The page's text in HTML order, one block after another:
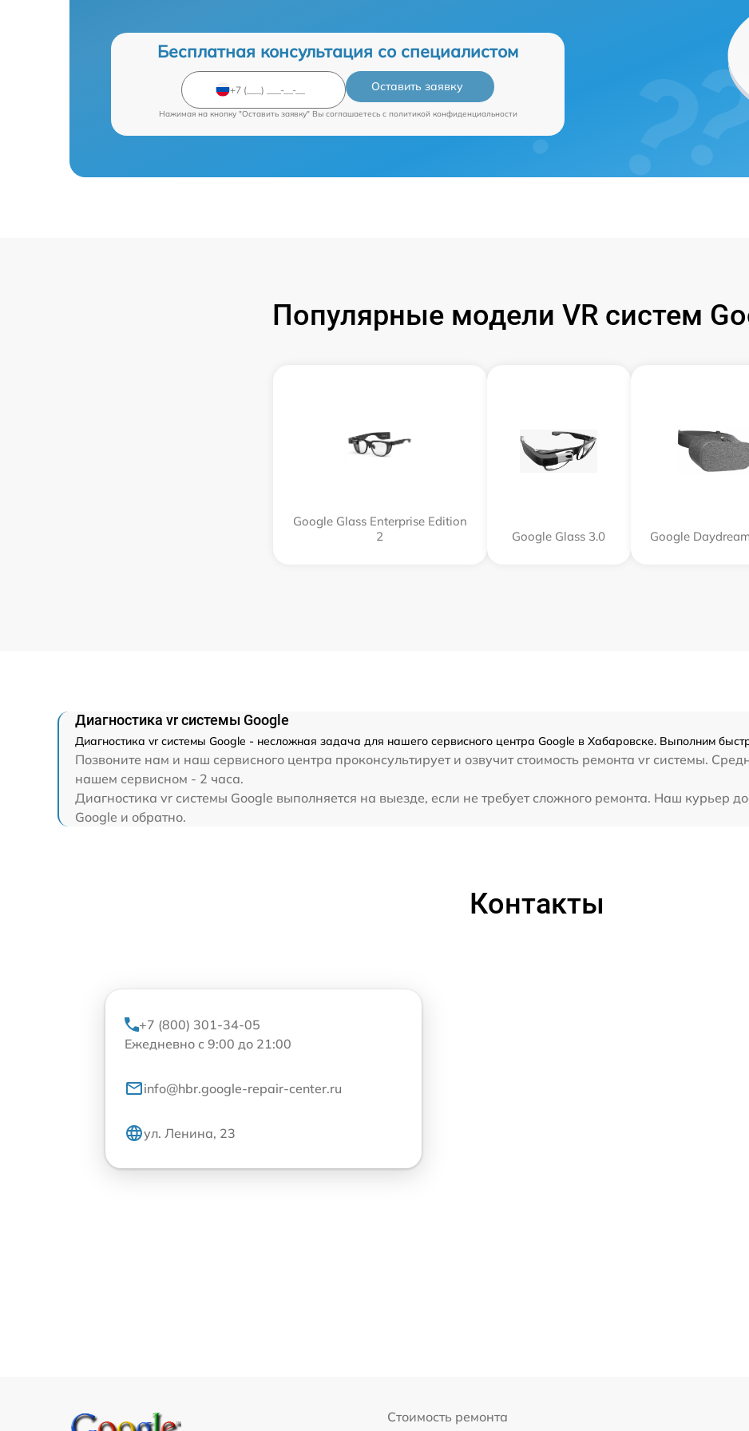
Бесплатная консультация со специалистом
Оставить заявку
Нажимая на кнопку "Оставить заявку" Вы соглашаетесь c политикой конфиденциальности
Популярные модели VR систем
Google Glass Enterprise Edition
2
Google Glass 3.0 Google
Диагностика vr системы Google
Диагностика vr системы Google - несложная задача для нашего сервисного центра Google в Хабаровске. Выполним
Позвоните нам и наш сервисного центра проконсультирует и озвучит стоимость ремонта vr системы.
нашем сервисном - 2 часа.
Диагностика vr системы Google выполняется на выезде, если не требует сложного ремонта. Наш курьер
Google и обратно.
Контакты
+7 (800) 301-34-05
Ежедневно с 9:00 до 21:00
info@hbr.google-repair-center.ru
ул. Ленина, 23
Стоимость ремонта